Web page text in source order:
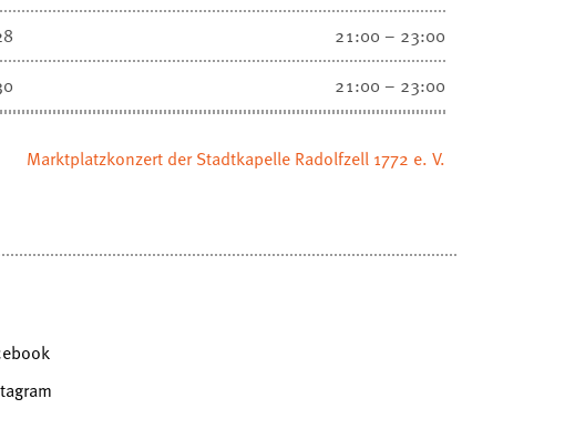
21:00 – 23:00
21:00 – 23:00
Marktplatzkonzert der Stadtkapelle Radolfzell 1772 e. V.